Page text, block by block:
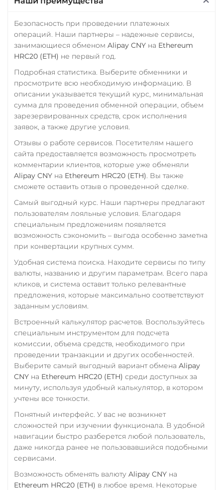
Промсвязьбанк RUB
ПУМБ UAH
Райффайзен
РНКБ RUB
Росбанк RUB
Россельхоз банк RUB
Русский Стандарт RUB
RUB KZT QR RUB
СБП RUB
Счет ИП/ООО
RUB USD EUR
Тинькофф
RUB QR RUB
Фридом Банк KZT
Центр Кредит KZT
Безопасность при проведении платежных
операций. Наши партнеры – надежные сервисы,
занимающиеся обменом Alipay CNY на Ethereum
HRC20 (ETH) не первый год.
Подробная статистика. Выберите обменники и
просмотрите всю необходимую информацию. В
описании указывается текущий курс, минимальная
сумма для проведения обменной операции, объем
зарезервированных средств, срок исполнения
заявок, а также другие условия.
Отзывы о работе сервисов. Посетителям нашего
сайта предоставляется возможность просмотреть
комментарии клиентов, которые уже обменяли
Alipay CNY на Ethereum HRC20 (ETH). Вы также
сможете оставить отзыв о проведенной сделке.
Самый выгодный курс. Наши партнеры предлагают
пользователям лояльные условия. Благодаря
специальным предложениям появляется
возможность сэкономить – выгода особенно заметна
при конвертации крупных сумм.
Удобная система поиска. Находите сервисы по типу
валюты, названию и другим параметрам. Всего пара
кликов, и система оставит только релевантные
предложения, которые максимально соответствуют
заданным условиям.
Встроенный калькулятор расчетов. Воспользуйтесь
специальным инструментом для подсчета
комиссии, объема средств, необходимого при
проведении транзакции и других особенностей.
Выберите самый выгодный вариант обмена Alipay
CNY на Ethereum HRC20 (ETH) среди доступных за
минуту, используя удобный калькулятор, в котором
учтены все тонкости.
Понятный интерфейс. У вас не возникнет
сложностей при изучении функционала. В удобной
навигации быстро разберется любой пользователь,
даже никогда ранее не пользовавшийся подобными
сервисами.
Возможность обменять валюту Alipay CNY на
Ethereum HRC20 (ETH) в любое время. Некоторые